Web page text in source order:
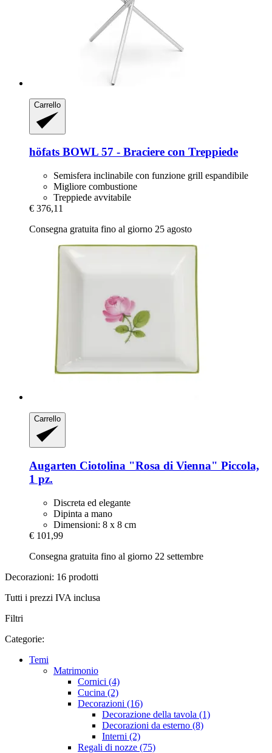
Carrello
höfats BOWL 57 -​ Braciere con Treppiede
Semisfera inclinabile con funzione grill espandibile
Migliore combustione
Treppiede avvitabile
€ 376,11
Consegna gratuita fino al giorno 25 agosto
Carrello
Augarten Ciotolina "Rosa di Vienna" Piccola,
1 pz.
Discreta ed elegante
Dipinta a mano
Dimensioni: 8 x 8 cm
€ 101,99
Consegna gratuita fino al giorno 22 settembre
Decorazioni: 16 prodotti
Tutti i prezzi IVA inclusa
Filtri
Categorie:
Temi
Matrimonio
Cornici (4)
Cucina (2)
Decorazioni (16)
Decorazione della tavola (1)
Decorazioni da esterno (8)
Interni (2)
Regali di nozze (75)